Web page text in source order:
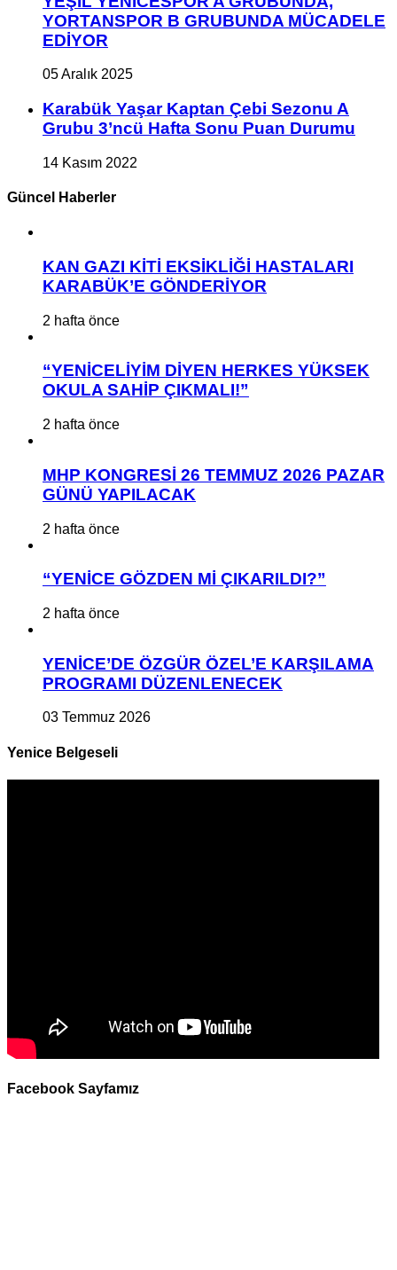
YORTANSPOR B GRUBUNDA MÜCADELE
EDİYOR
05 Aralık 2025
Karabük Yaşar Kaptan Çebi Sezonu A
Grubu 3’ncü Hafta Sonu Puan Durumu
14 Kasım 2022
Güncel Haberler
KAN GAZI KİTİ EKSİKLİĞİ HASTALARI
KARABÜK’E GÖNDERİYOR
2 hafta önce
“YENİCELİYİM DİYEN HERKES YÜKSEK
OKULA SAHİP ÇIKMALI!”
2 hafta önce
MHP KONGRESİ 26 TEMMUZ 2026 PAZAR
GÜNÜ YAPILACAK
2 hafta önce
“YENİCE GÖZDEN Mİ ÇIKARILDI?”
2 hafta önce
YENİCE’DE ÖZGÜR ÖZEL’E KARŞILAMA
PROGRAMI DÜZENLENECEK
03 Temmuz 2026
Yenice Belgeseli
Facebook Sayfamız